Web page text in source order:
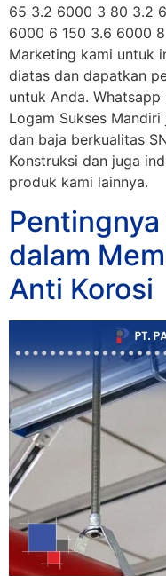
65 3.2 6000 3 80 3.2
6000 6 150 3.6 6000
Marketing kami untuk
diatas dan dapatkan
untuk Anda.
Logam Sukses
dan baja berkualitas
Konstruksi dan juga
produk kami lainnya.
dalam
Anti Korosi